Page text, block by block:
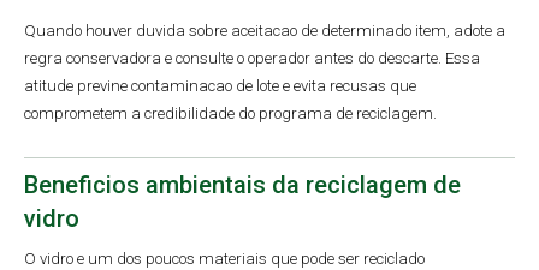
Quando houver duvida sobre aceitacao de determinado item, adote a
regra conservadora e consulte o operador antes do descarte. Essa
atitude previne contaminacao de lote e evita recusas que
comprometem a credibilidade do programa de reciclagem.
Beneficios ambientais da reciclagem de
vidro
O vidro e um dos poucos materiais que pode ser reciclado